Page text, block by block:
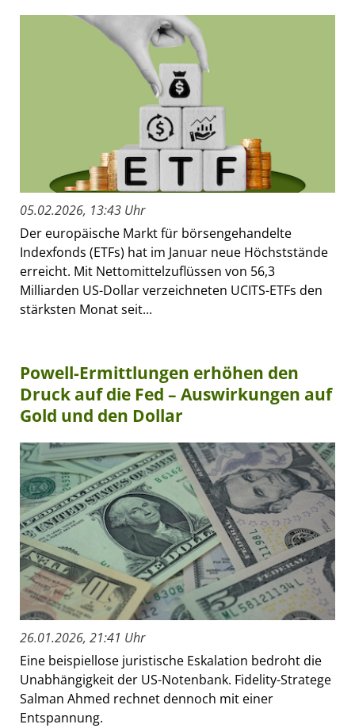
05.02.2026, 13:43 Uhr
Der europäische Markt für börsengehandelte
Indexfonds (ETFs) hat im Januar neue Höchststände
erreicht. Mit Nettomittelzuflüssen von 56,3
Milliarden US-Dollar verzeichneten UCITS-ETFs den
stärksten Monat seit...
Powell-Ermittlungen erhöhen den
Druck auf die Fed – Auswirkungen auf
Gold und den Dollar
26.01.2026, 21:41 Uhr
Eine beispiellose juristische Eskalation bedroht die
Unabhängigkeit der US-Notenbank. Fidelity-Stratege
Salman Ahmed rechnet dennoch mit einer
Entspannung.